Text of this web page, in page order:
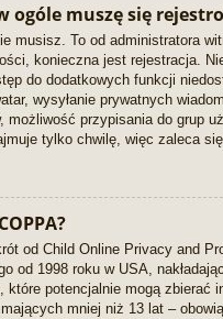
ogóle muszę się
musisz. To od administratora
konieczna jest rejestracja.
do dodatkowych funkcji
wysyłanie prywatnych
możliwość przypisania do grup
tylko chwilę, więc zaleca
od Child Online Privacy and
od 1998 roku w USA,
które potencjalnie mogą zbierać
mających mniej niż 13 lat –